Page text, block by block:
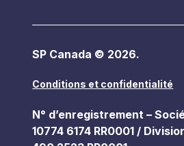
SP Canada © 2026.
Conditions et confidentialité
N° d’enregistrement –
10774 6174 RR0001 /